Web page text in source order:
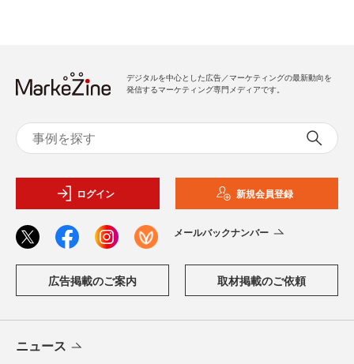
デジタルを中心とした広告／マーケティングの最新動向を
発信するマーケティング専門メディアです。
ログイン 新規会員登録
メールバックナンバー
広告掲載のご案内 取材掲載のご依頼
ニュース